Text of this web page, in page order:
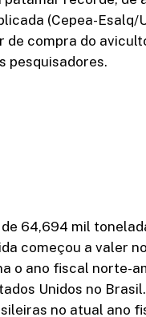
(Cepea-Esalq/
de compra do
pesquisadores.
64,694 mil
começou a valer
o ano fiscal norte-
Unidos no
no atual ano